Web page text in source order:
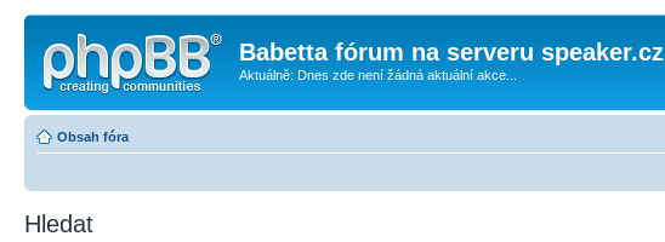
Babetta fórum na serveru speaker.cz
Aktuálně: Dnes zde není žádná aktuální akce...
Obsah fóra
Hledat